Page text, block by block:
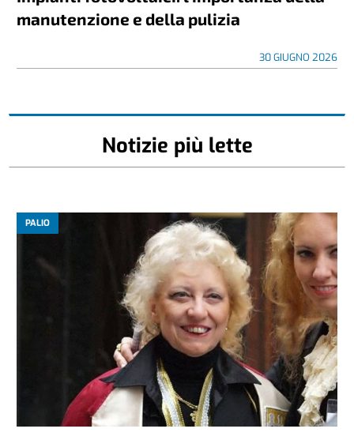
manutenzione e della pulizia
30 GIUGNO 2026
Notizie più lette
PALIO